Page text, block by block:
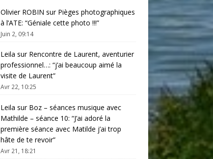
Olivier ROBIN sur Pièges photographiques
à l’ATE: “Géniale cette photo !!!”
Juin 2, 09:14
Leila sur Rencontre de Laurent, aventurier
professionnel…: “j’ai beaucoup aimé la
visite de Laurent”
Avr 22, 10:25
Leila sur Boz – séances musique avec
Mathilde – séance 10: “J’ai adoré la
première séance avec Matilde j’ai trop
hâte de te revoir”
Avr 21, 18:21